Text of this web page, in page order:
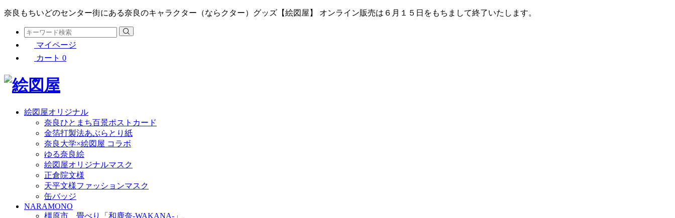
奈良もちいどのセンター街にある奈良のキャラクター（ならクター）グッズ【絵図屋】 オンライン販売は６月１５日をもちまして終了いたします。
マイページ
カート 0
絵図屋オリジナル
奈良ひとまち百景ポストカード
金箔打製法あぶらとり紙
奈良大学×絵図屋 コラボ
ゆる奈良絵
絵図屋オリジナルマスク
正倉院文様
天平文様ファッションマスク
缶バッジ
NARAMONO
橿原市 畳べり「和鹿奈-WAKANA-」